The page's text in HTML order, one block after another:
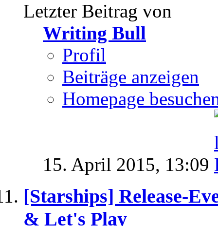
Letzter Beitrag von
Writing Bull
Profil
Beiträge anzeigen
Homepage
15. April 2015, 13:09
[Starships] Release-
& Let's Play